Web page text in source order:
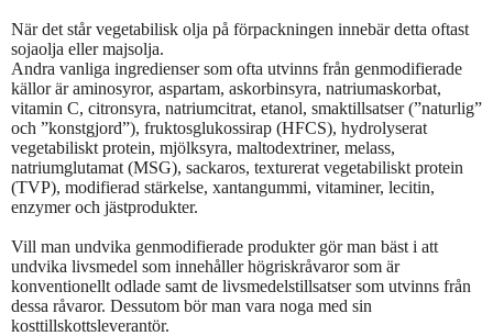
När det står vegetabilisk olja på förpackningen innebär detta oftast
sojaolja eller majsolja.
Andra vanliga ingredienser som ofta utvinns från genmodifierade
källor är aminosyror, aspartam, askorbinsyra, natriumaskorbat,
vitamin C, citronsyra, natriumcitrat, etanol, smaktillsatser (”naturlig”
och ”konstgjord”), fruktosglukossirap (HFCS), hydrolyserat
vegetabiliskt protein, mjölksyra, maltodextriner, melass,
natriumglutamat (MSG), sackaros, texturerat vegetabiliskt protein
(TVP), modifierad stärkelse, xantangummi, vitaminer, lecitin,
enzymer och jästprodukter.
Vill man undvika genmodifierade produkter gör man bäst i att
undvika livsmedel som innehåller högriskråvaror som är
konventionellt odlade samt de livsmedelstillsatser som utvinns från
dessa råvaror. Dessutom bör man vara noga med sin
kosttillskottsleverantör.